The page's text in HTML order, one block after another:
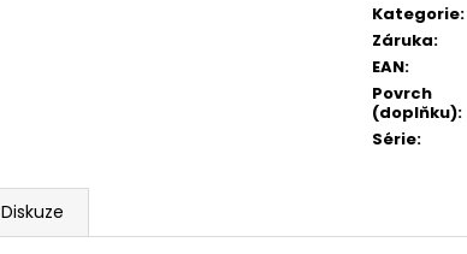
Kategorie:
Záruka:
EAN:
Povrch
(doplňku):
Série:
Diskuze